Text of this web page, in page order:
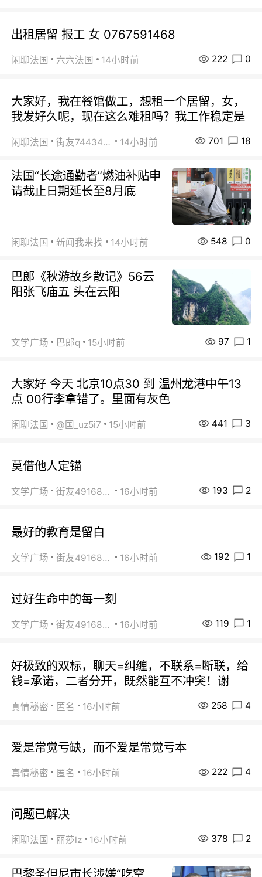
出租居留 报工 女 0767591468
闲聊法国 六六法国 14小时前 222 0
大家好，我在餐馆做工，想租一个居留，女，
我发好久呢，现在这么难租吗？我工作稳定是
闲聊法国 街友74434350 14小时前 701 18
法国“长途通勤者”燃油补贴申
请截止日期延长至8月底
闲聊法国 新闻我来找 14小时前 548 0
巴郞《秋游故乡散记》56云
阳张飞庙五 头在云阳
文学广场 巴郞q 15小时前 97 1
大家好 今天 北京10点30 到 温州龙港中午13
点 00行李拿错了。里面有灰色
闲聊法国 @国_uz5i7 15小时前 441 3
莫借他人定锚
文学广场 街友49168527 16小时前 193 2
最好的教育是留白
文学广场 街友49168527 16小时前 192 1
过好生命中的每一刻
文学广场 街友49168527 16小时前 119 1
好极致的双标，聊天=纠缠，不联系=断联，给
钱=承诺，二者分开，既然能互不冲突！谢
真情秘密 匿名 16小时前 258 4
爱是常觉亏缺，而不爱是常觉亏本
真情秘密 匿名 16小时前 222 4
问题已解决
闲聊法国 丽莎lz 16小时前 378 2
巴黎圣但尼市长涉嫌“吃空